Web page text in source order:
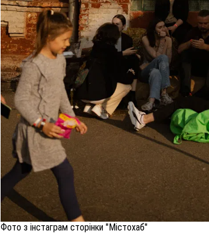
Фото з інстаграм сторінки "Містохаб"